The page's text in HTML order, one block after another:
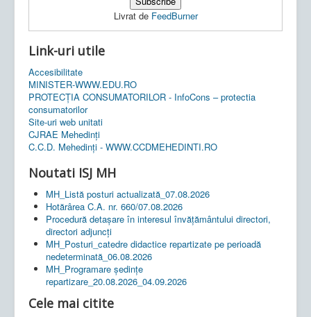
Livrat de FeedBurner
Link-uri utile
Accesibilitate
MINISTER-WWW.EDU.RO
PROTECȚIA CONSUMATORILOR - InfoCons – protectia
consumatorilor
Site-uri web unitati
CJRAE Mehedinți
C.C.D. Mehedinţi - WWW.CCDMEHEDINTI.RO
Noutati ISJ MH
MH_Listă posturi actualizată_07.08.2026
Hotărârea C.A. nr. 660/07.08.2026
Procedură detașare în interesul învățământului directori,
directori adjuncți
MH_Posturi_catedre didactice repartizate pe perioadă
nedeterminată_06.08.2026
MH_Programare ședințe
repartizare_20.08.2026_04.09.2026
Cele mai citite